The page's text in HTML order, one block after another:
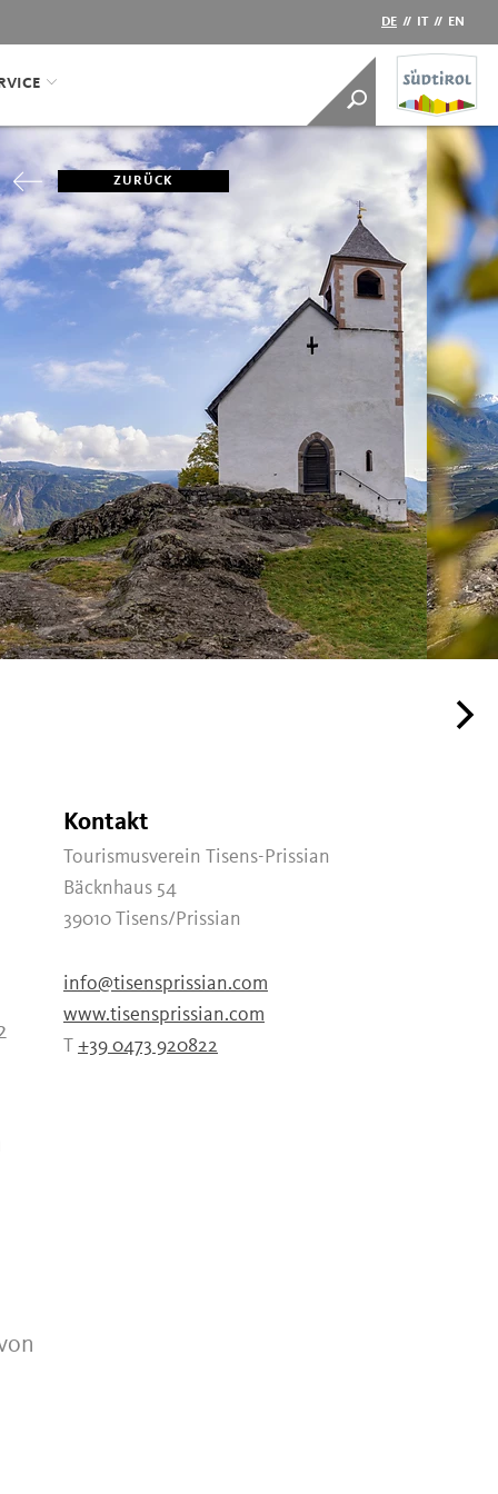
DE // IT // EN
ZURÜCK
Kontakt
Tourismusverein Tisens-Prissian
Bäcknhaus 54
39010 Tisens/Prissian
info@tisensprissian.com
www.tisensprissian.com
T +39 0473 920822